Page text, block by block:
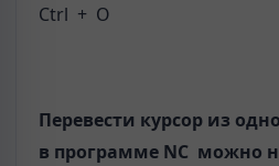
Ctrl + O
Перевести курсор из
в программе NC можно